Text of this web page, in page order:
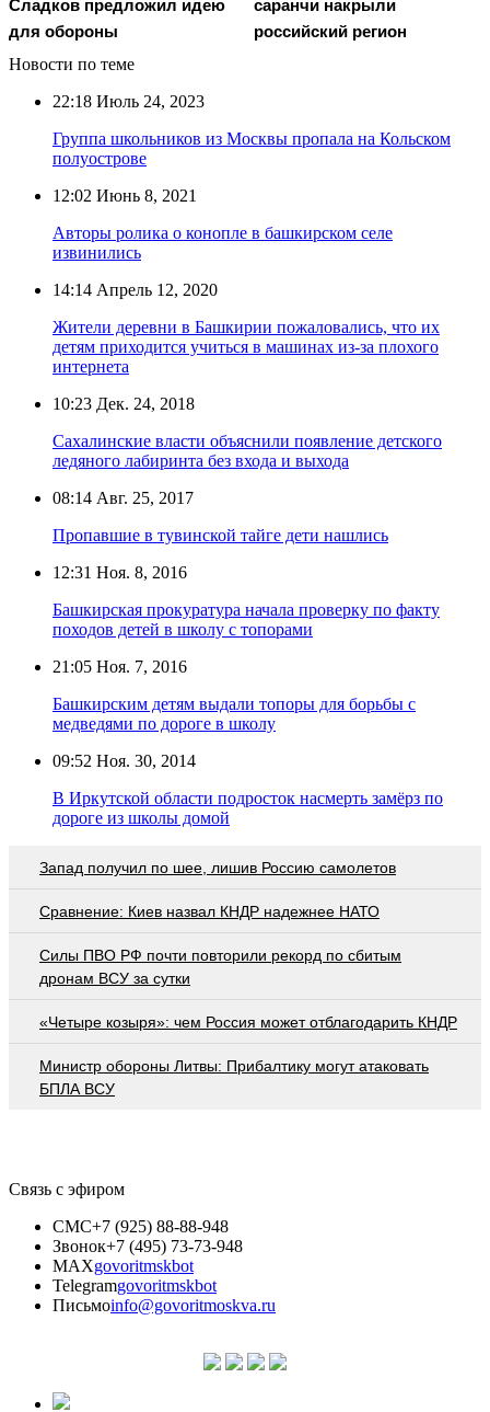
Сладков предложил идею
для обороны
саранчи накрыли
российский регион
Новости по теме
22:18 Июль 24, 2023
Группа школьников из Москвы пропала на Кольском
полуострове
12:02 Июнь 8, 2021
Авторы ролика о конопле в башкирском селе
извинились
14:14 Апрель 12, 2020
Жители деревни в Башкирии пожаловались, что их
детям приходится учиться в машинах из-за плохого
интернета
10:23 Дек. 24, 2018
Сахалинские власти объяснили появление детского
ледяного лабиринта без входа и выхода
08:14 Авг. 25, 2017
Пропавшие в тувинской тайге дети нашлись
12:31 Ноя. 8, 2016
Башкирская прокуратура начала проверку по факту
походов детей в школу с топорами
21:05 Ноя. 7, 2016
Башкирским детям выдали топоры для борьбы с
медведями по дороге в школу
09:52 Ноя. 30, 2014
В Иркутской области подросток насмерть замёрз по
дороге из школы домой
Запад получил по шее, лишив Россию самолетов
Сравнение: Киев назвал КНДР надежнее НАТО
Cилы ПВО РФ почти повторили рекорд по сбитым
дронам ВСУ за сутки
«Четыре козыря»: чем Россия может отблагодарить КНДР
Министр обороны Литвы: Прибалтику могут атаковать
БПЛА ВСУ
Связь с эфиром
СМС+7 (925) 88-88-948
Звонок+7 (495) 73-73-948
MAXgovoritmskbot
Telegramgovoritmskbot
Письмоinfo@govoritmoskva.ru